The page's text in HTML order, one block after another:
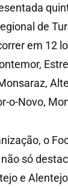
de
em 12
o-Novo,
o
só
e